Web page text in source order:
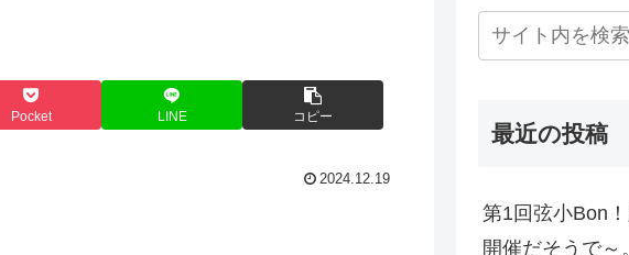
Pocket LINE コピー
2024.12.19
最近の投稿
第1回弦小Bon
開催だそうで～